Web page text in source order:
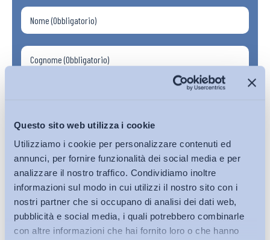
Questo sito web utilizza i cookie
Utilizziamo i cookie per personalizzare contenuti ed
annunci, per fornire funzionalità dei social media e per
analizzare il nostro traffico. Condividiamo inoltre
informazioni sul modo in cui utilizzi il nostro sito con i
nostri partner che si occupano di analisi dei dati web,
pubblicità e social media, i quali potrebbero combinarle
con altre informazioni che hai fornito loro o che hanno